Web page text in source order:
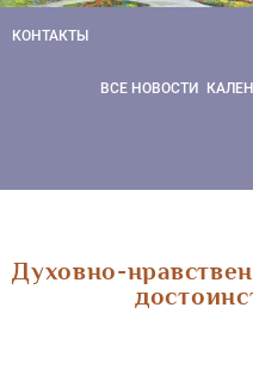
КОНТАКТЫ
ВСЕ НОВОСТИ
Духовно-